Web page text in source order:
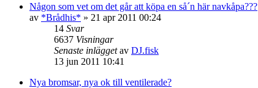
Någon som vet om det går att köpa en så´n här navkåpa???
av *Brådhis* » 21 apr 2011 00:24
14 Svar
6637 Visningar
Senaste inläggetav DJ.fisk
13 jun 2011 10:41
Nya bromsar, nya ok till ventilerade?